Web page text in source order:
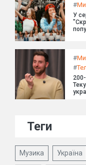
#
У
#
#
Теги
Музика Україна